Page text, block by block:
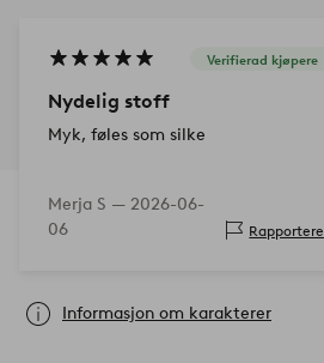
Verifierad kjøpere
Nydelig stoff
Myk, føles som silke
Merja S — 2026-06-
06
Rapportere
Informasjon om karakterer